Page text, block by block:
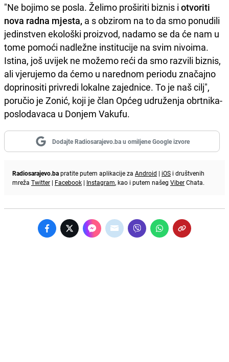
"Ne bojimo se posla. Želimo proširiti biznis i otvoriti
nova radna mjesta, a s obzirom na to da smo ponudili
jedinstven ekološki proizvod, nadamo se da će nam u
tome pomoći nadležne institucije na svim nivoima.
Istina, još uvijek ne možemo reći da smo razvili biznis,
ali vjerujemo da ćemo u narednom periodu značajno
doprinositi privredi lokalne zajednice. To je naš cilj",
poručio je Zonić, koji je član Općeg udruženja obrtnika-
poslodavaca u Donjem Vakufu.
Dodajte Radiosarajevo.ba u omiljene Google izvore
Radiosarajevo.bapratite putem aplikacije za Android | iOS i društvenih
mreža Twitter | Facebook | Instagram, kao i putem našeg ViberChata.